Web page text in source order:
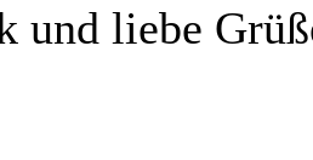
und liebe